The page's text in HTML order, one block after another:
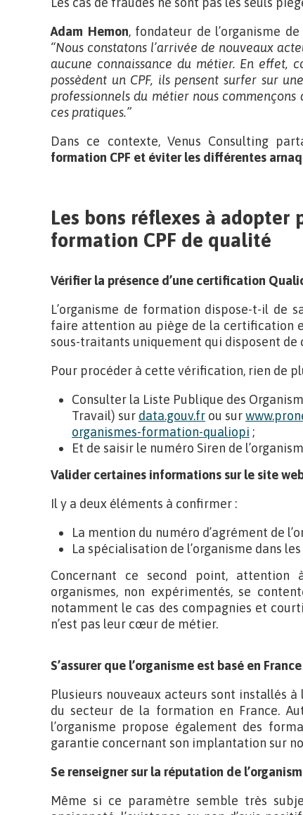
Adam Hemon, fondateur de l’organisme
“Nous constatons l’arrivée de nouveaux
aucune connaissance du métier. En effet,
possèdent un CPF, ils pensent surfer sur
professionnels du métier nous
ces pratiques.”
Dans ce contexte, Venus Consulting
formation CPF et éviter les différentes
Les bons réflexes à adopter
formation CPF de qualité
Vérifier la présence d’une certification
L’organisme de formation dispose-t-il
faire attention au piège de la certification
sous-traitants uniquement qui disposent
Pour procéder à cette vérification, rien de
Consulter la Liste Publique des
Travail) sur data.gouv.fr ou sur
organismes-formation-qualiopi ;
Et de saisir le numéro Siren de
Valider certaines informations sur le site
Il y a deux éléments à confirmer :
La mention du numéro d’agrément de
La spécialisation de l’organisme dans
Concernant ce second point,
organismes, non expérimentés, se
notamment le cas des compagnies et
n’est pas leur cœur de métier.
S’assurer que l’organisme est basé en France
Plusieurs nouveaux acteurs sont installés à
du secteur de la formation en France.
l’organisme propose également des
garantie concernant son implantation sur
Se renseigner sur la réputation de
Même si ce paramètre semble très